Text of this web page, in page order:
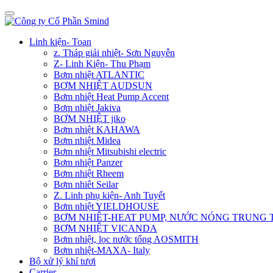
Linh kiện- Toan
z. Tháp giải nhiệt- Sơn Nguyễn
Z- Linh Kiện- Thu Phạm
Bơm nhiệt ATLANTIC
BƠM NHIỆT AUDSUN
Bơm nhiệt Heat Pump Accent
Bơm nhiệt Jakiva
BƠM NHIỆT jiko
Bơm nhiệt KAHAWA
Bơm nhiệt Midea
Bơm nhiệt Mitsubishi electric
Bơm nhiệt Panzer
Bơm nhiệt Rheem
Bơm nhiêt Seilar
Z. Linh phụ kiện- Anh Tuyết
Bơm nhiệt YIELDHOUSE
BƠM NHIÊT-HEAT PUMP, NƯỚC NÓNG TRUNG
BƠM NHIỆT VICANDA
Bơm nhiệt, lọc nước tổng AOSMITH
Bơm nhiệt-MAXA- Italy
Bộ xử lý khí tươi